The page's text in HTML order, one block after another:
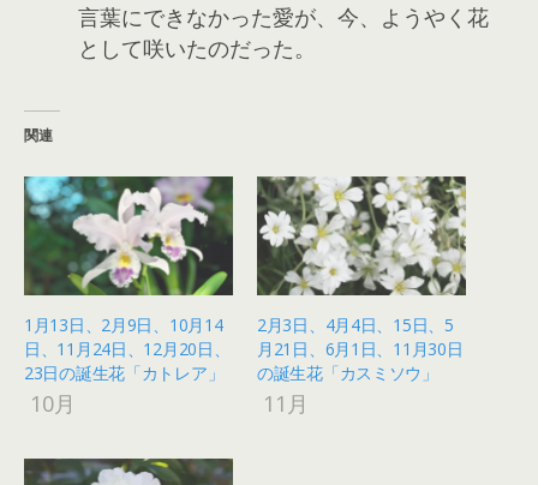
言葉にできなかった愛が、今、ようやく花
として咲いたのだった。
関連
1月13日、2月9日、10月14
日、11月24日、12月20日、
23日の誕生花「カトレア」
10月
2月3日、4月4日、15日、5
月21日、6月1日、11月30日
の誕生花「カスミソウ」
11月